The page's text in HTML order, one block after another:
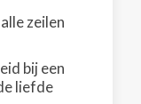
zeilen
bij een
liefde